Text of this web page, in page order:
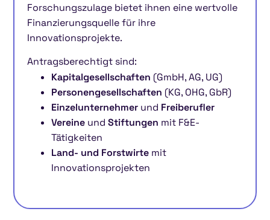
Forschungszulage bietet ihnen eine wertvolle
Finanzierungsquelle für ihre
Innovationsprojekte.
Antragsberechtigt sind:
Kapitalgesellschaften (GmbH, AG, UG)
Personengesellschaften (KG, OHG, GbR)
Einzelunternehmerund Freiberufler
Vereineund Stiftungen mit F&E-
Tätigkeiten
Land- und Forstwirtemit
Innovationsprojekten